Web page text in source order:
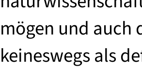
mögen und auch
keineswegs als